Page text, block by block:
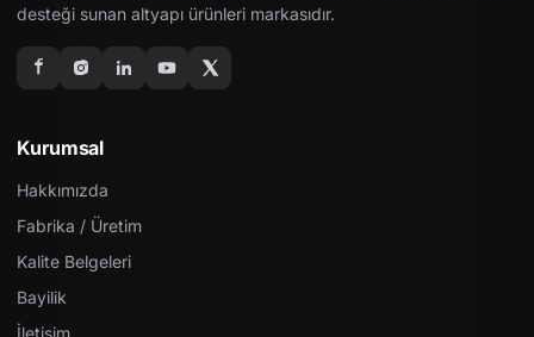
desteği sunan altyapı ürünleri markasıdır.
Kurumsal
Hakkımızda
Fabrika / Üretim
Kalite Belgeleri
Bayilik